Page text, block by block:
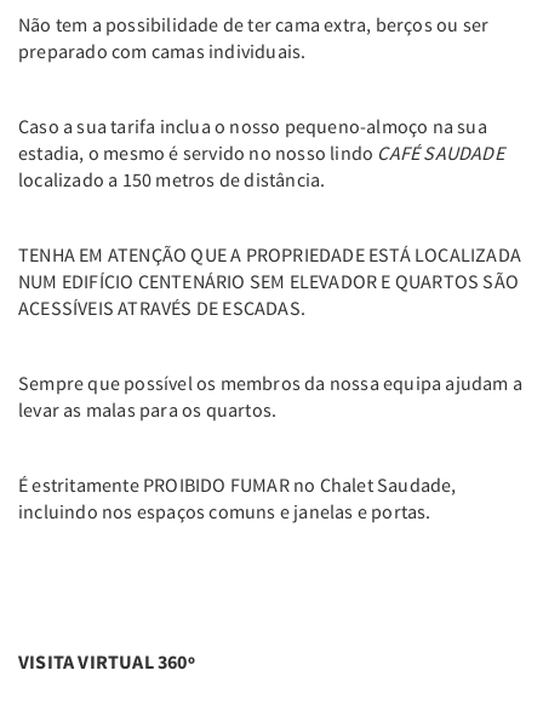
Não tem a possibilidade de ter cama extra, berços ou ser
preparado com camas individuais.
Caso a sua tarifa inclua o nosso pequeno-almoço na sua
estadia, o mesmo é servido no nosso lindo CAFÉ SAUDADE
localizado a 150 metros de distância.
TENHA EM ATENÇÃO QUE A PROPRIEDADE ESTÁ LOCALIZADA
NUM EDIFÍCIO CENTENÁRIO SEM ELEVADOR E QUARTOS SÃO
ACESSÍVEIS ATRAVÉS DE ESCADAS.
Sempre que possível os membros da nossa equipa ajudam a
levar as malas para os quartos.
É estritamente PROIBIDO FUMAR no Chalet Saudade,
incluindo nos espaços comuns e janelas e portas.
VISITA VIRTUAL 360º